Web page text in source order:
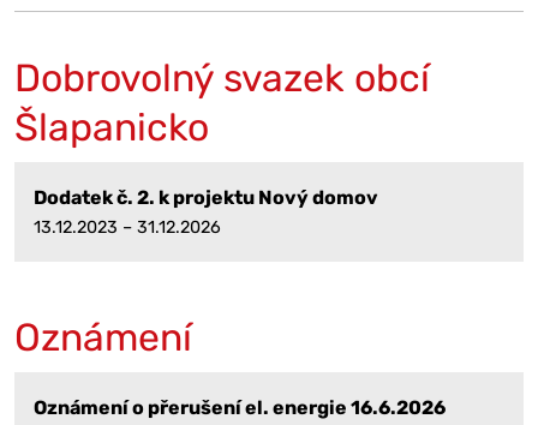
Dobrovolný svazek obcí
Šlapanicko
Dodatek č. 2. k projektu Nový domov
13.12.2023 – 31.12.2026
Oznámení
Oznámení o přerušení el. energie 16.6.2026